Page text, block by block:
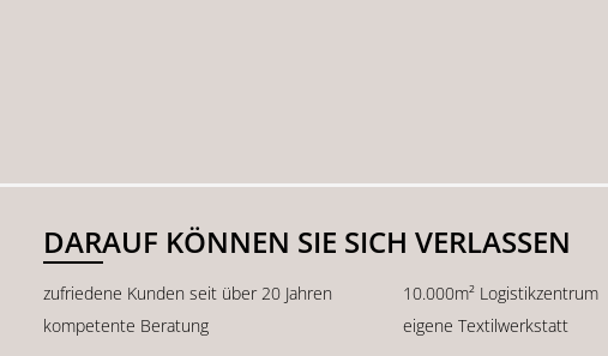
DARAUF KÖNNEN SIE SICH VERLASSEN
zufriedene Kunden seit über 20 Jahren
10.000m² Logistikzentrum
kompetente Beratung
eigene Textilwerkstatt